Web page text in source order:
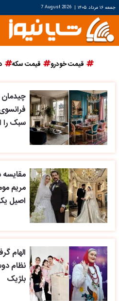
جمعه ۱۶ مرداد ۱۴۰۵ |
7 August 2026
قیمت خودرو قیمت سکه
سبک را
مقایسه
مریم
اصیل
الهام
نظام
بلژیک